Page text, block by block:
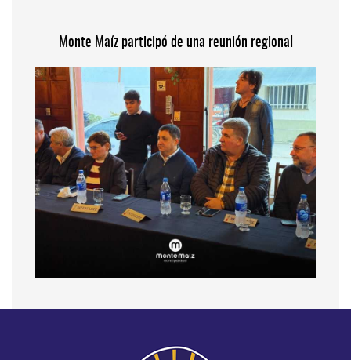
Monte Maíz participó de una reunión regional